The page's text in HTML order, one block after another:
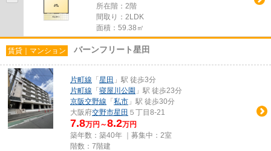
所在階：2階
間取り：2LDK
面積：59.38㎡
賃貸｜マンション バーンフリート星田
片町線 「 星田 」駅 徒歩3分
片町線 「 寝屋川公園 」駅 徒歩23分
京阪交野線 「 私市 」駅 徒歩30分
大阪府交野市星田 ５丁目8-21
7.8万円～8.2万円
築年数：築40年 ｜募集中： 2室
階数：7階建